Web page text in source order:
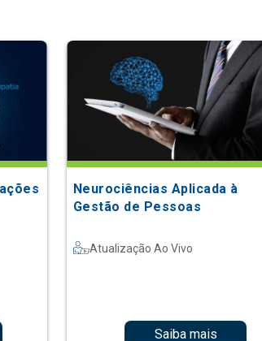
Neurociências Aplicada à
Gestão de Pessoas
Atualização Ao Vivo
Saiba mais